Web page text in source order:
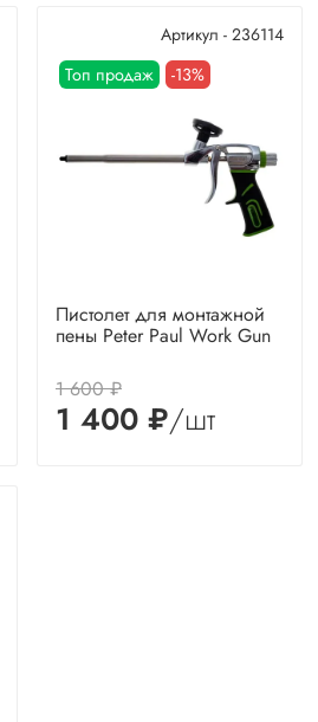
Артикул - 236114
Топ продаж
-13%
Пистолет для монтажной
пены Peter Paul Work Gun
1 600 ₽
1 400 ₽/шт